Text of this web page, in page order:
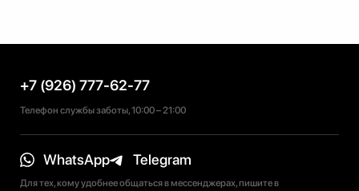
+7 (926) 777-62-77
Телефон службы заботы, 10:00 – 21:00
WhatsApp Telegram
Для тех, кому удобнее общаться в мессенджерах, пишите в